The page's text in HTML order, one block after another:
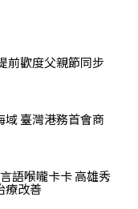
前歡度父親節同步
臺灣港務首會商
語喉嚨卡卡 高雄秀
療改善